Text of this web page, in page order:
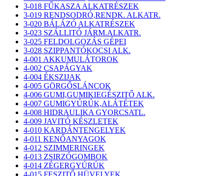
3-018 FŰKASZA ALKATRÉSZEK
3-019 RENDSODRÓ,RENDK. ALKATR.
3-020 BÁLÁZÓ ALKATRÉSZEK
3-023 SZÁLLITÓ JÁRM.ALKATR.
3-025 FELDOLGOZÁS GÉPEI
3-028 SZIPPANTÓKOCSI ALK.
4-001 AKKUMULÁTOROK
4-002 CSAPÁGYAK
4-004 ÉKSZIJAK
4-005 GÖRGŐSLÁNCOK
4-006 GUMI,GUMIKIEGÉSZITŐ ALK.
4-007 GUMIGYÚRÚK,ALÁTÉTEK
4-008 HIDRAULIKA GYORCSATL.
4-009 JAVITÓ KÉSZLETEK
4-010 KARDÁNTENGELYEK
4-011 KENŐANYAGOK
4-012 SZIMMERINGEK
4-013 ZSIRZÓGOMBOK
4-014 ZÉGERGYÚRÚK
4-015 FESZITŐ HÜVELYEK